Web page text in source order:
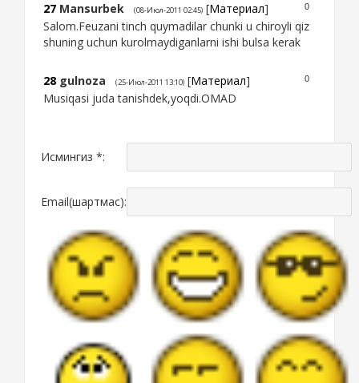
0
27 Mansurbek (08-Июл-2011 02:45) [Материал]
Salom.Feuzani tinch quymadilar chunki u chiroyli qiz
shuning uchun kurolmaydiganlarni ishi bulsa kerak
0
28 gulnoza (25-Июл-2011 13:10) [Материал]
Musiqasi juda tanishdek,yoqdi.OMAD
Исмингиз *:
Email(шартмас):